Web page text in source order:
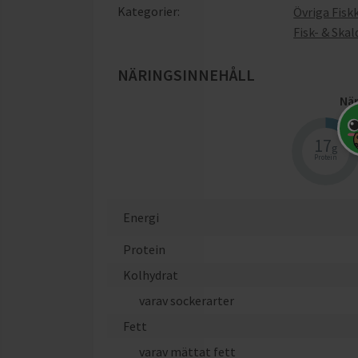
Kategorier:
Övriga
Fisk- &
NÄRINGSINNEHÅLL
17g
Protein
Energi
Protein
Kolhydrat
varav sockerarter
Fett
varav mättat fett